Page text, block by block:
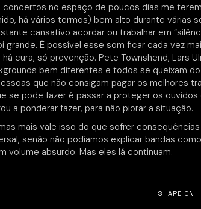
no espaço de poucos dias me
há vários termos) bem alto durante várias
cansativo acordar ou trabalhar em
É possível esse som ficar cada vez
cura, só prevenção. Pete Townshend, Lars
bem diferentes e todos se queixam
que não consigam pagar os melhores
se pode fazer é passar a proteger os ouvidos
a ponderar fazer, para não piorar a situação.
mais vale isso do que sofrer
senão não podíamos explicar bandas
absurdo. Mas eles lá continuam.
SHARE ON